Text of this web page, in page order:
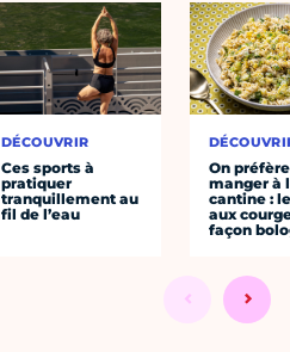
DÉCOUVRIR
Ces sports à
pratiquer
tranquillement au
fil de l’eau
On préfère
manger à
cantine :
aux
façon